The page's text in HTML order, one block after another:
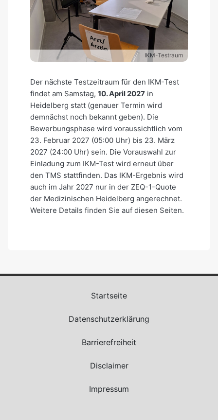
IKM-Testraum
Der nächste Testzeitraum für den IKM-Test
findet am Samstag, 10. April 2027 in
Heidelberg statt (genauer Termin wird
demnächst noch bekannt geben). Die
Bewerbungsphase wird voraussichtlich vom
23. Februar 2027 (05:00 Uhr) bis 23. März
2027 (24:00 Uhr) sein. Die Vorauswahl zur
Einladung zum IKM-Test wird erneut über
den TMS stattfinden. Das IKM-Ergebnis wird
auch im Jahr 2027 nur in der ZEQ-1-Quote
der Medizinischen Heidelberg angerechnet.
Weitere Details finden Sie auf diesen Seiten.
Startseite
Datenschutzerklärung
Barrierefreiheit
Disclaimer
Impressum